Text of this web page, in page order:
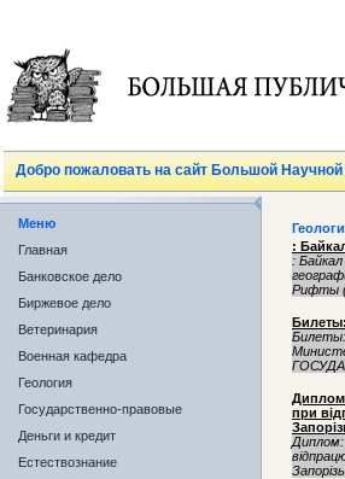
Добро пожаловать на сайт Большой Научной
Меню
Главная
Банковское дело
Биржевое дело
Ветеринария
Военная кафедра
Геология
Государственно-правовые
Деньги и кредит
Естествознание
:
:
Рифты
Билеты:
Диплом:
при
Диплом: